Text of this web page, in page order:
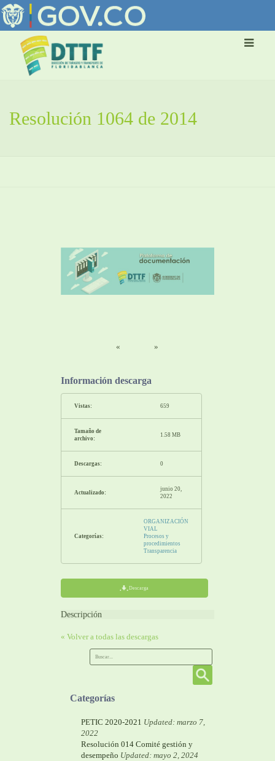
Resolución 1064 de 2014
« »
Información descarga
Vistas: 659
Tamaño de
archivo:
1.58 MB
Descargas: 0
Actualizado:
junio 20,
2022
Categorías:
ORGANIZACIÓN
VIAL
Procesos y
procedimientos
Transparencia
Descarga
Descripción
« Volver a todas las descargas
Categorías
PETIC 2020-2021 Updated: marzo 7,
2022
Resolución 014 Comité gestión y
desempeño Updated: mayo 2, 2024